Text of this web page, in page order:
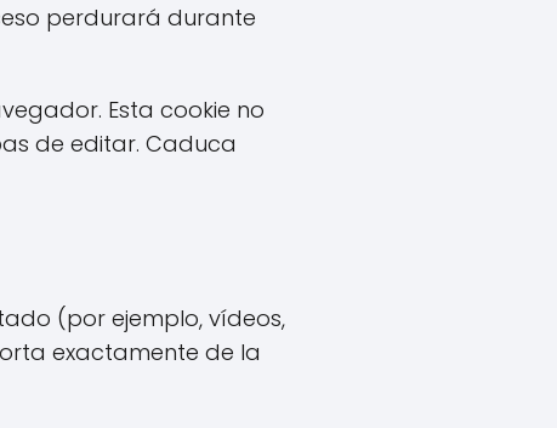
perdurará durante
Esta cookie no
de editar. Caduca
(por ejemplo, vídeos,
exactamente de la